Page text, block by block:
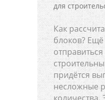
для
Как
блоков? Ещё
придётся
несложные